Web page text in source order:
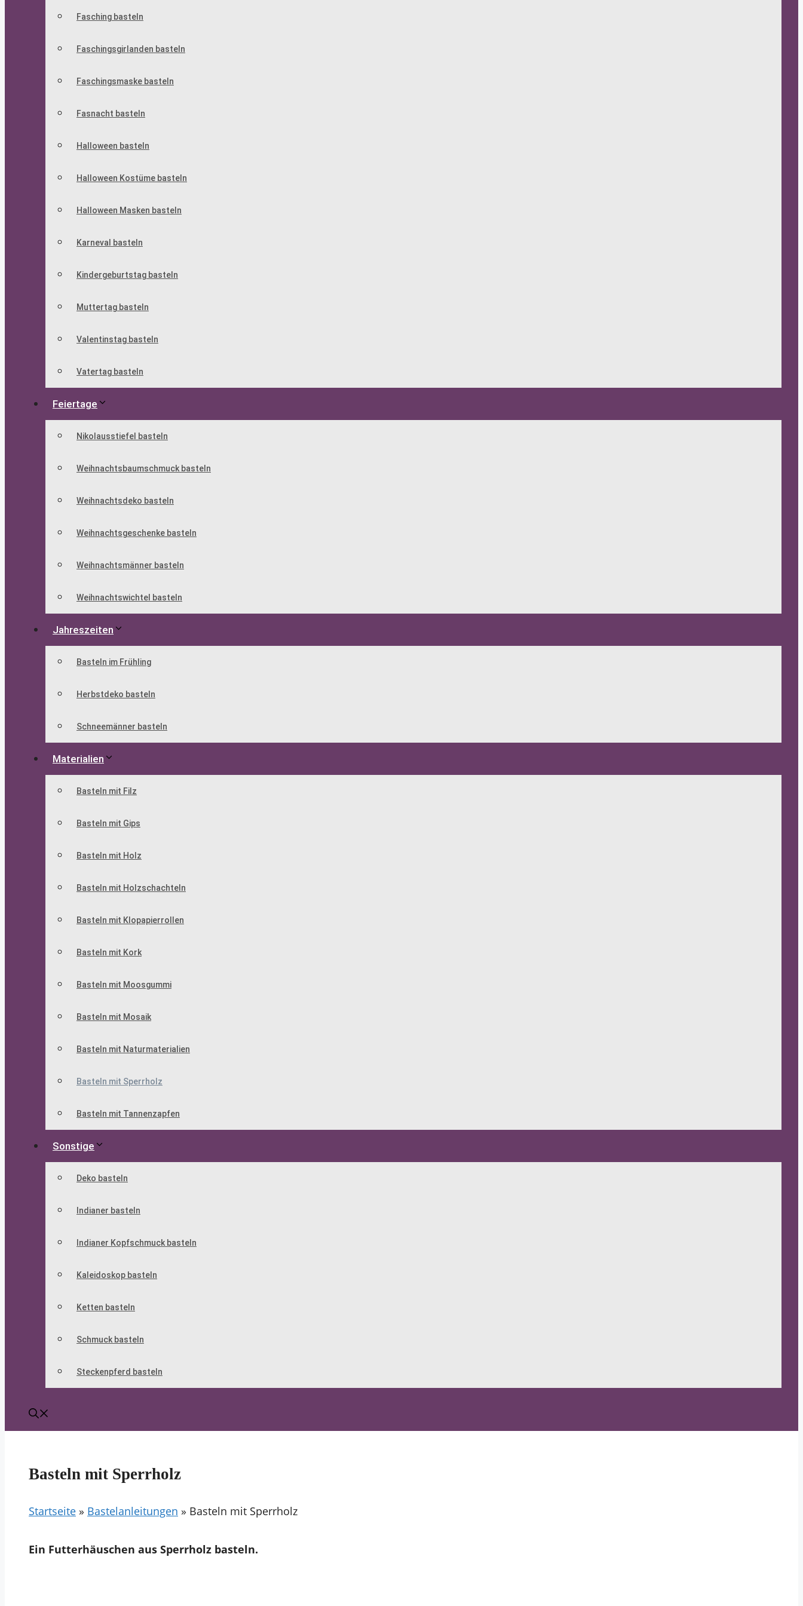
Fasching basteln
Faschingsgirlanden basteln
Faschingsmaske basteln
Fasnacht basteln
Halloween basteln
Halloween Kostüme basteln
Halloween Masken basteln
Karneval basteln
Kindergeburtstag basteln
Muttertag basteln
Valentinstag basteln
Vatertag basteln
Feiertage
Nikolausstiefel basteln
Weihnachtsbaumschmuck basteln
Weihnachtsdeko basteln
Weihnachtsgeschenke basteln
Weihnachtsmänner basteln
Weihnachtswichtel basteln
Jahreszeiten
Basteln im Frühling
Herbstdeko basteln
Schneemänner basteln
Materialien
Basteln mit Filz
Basteln mit Gips
Basteln mit Holz
Basteln mit Holzschachteln
Basteln mit Klopapierrollen
Basteln mit Kork
Basteln mit Moosgummi
Basteln mit Mosaik
Basteln mit Naturmaterialien
Basteln mit Sperrholz
Basteln mit Tannenzapfen
Sonstige
Deko basteln
Indianer basteln
Indianer Kopfschmuck basteln
Kaleidoskop basteln
Ketten basteln
Schmuck basteln
Steckenpferd basteln
Basteln mit Sperrholz
Startseite » Bastelanleitungen » Basteln mit Sperrholz
Ein Futterhäuschen aus Sperrholz basteln.